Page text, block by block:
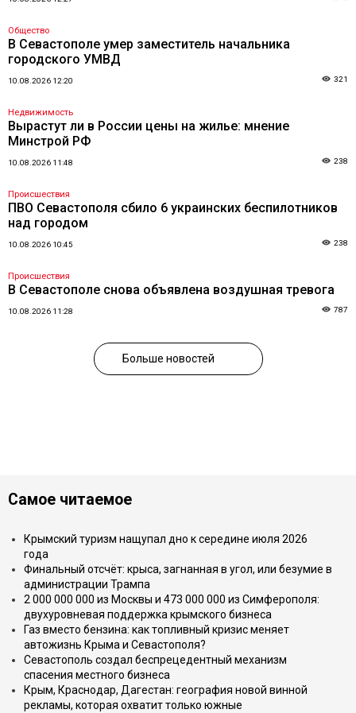
Общество
В Севастополе умер заместитель начальника
городского УМВД
10.08.2026 12:20 321
Недвижимость
Вырастут ли в России цены на жилье: мнение
Минстрой РФ
10.08.2026 11:48 238
Происшествия
ПВО Севастополя сбило 6 украинских беспилотников
над городом
10.08.2026 10:45 238
Происшествия
В Севастополе снова объявлена воздушная тревога
10.08.2026 11:28 787
Больше новостей
Самое читаемое
Крымский туризм нащупал дно к середине июля 2026
года
Финальный отсчёт: крыса, загнанная в угол, или безумие в
администрации Трампа
2 000 000 000 из Москвы и 473 000 000 из Симферополя:
двухуровневая поддержка крымского бизнеса
Газ вместо бензина: как топливный кризис меняет
автожизнь Крыма и Севастополя?
Севастополь создал беспрецедентный механизм
спасения местного бизнеса
Крым, Краснодар, Дагестан: география новой винной
рекламы, которая охватит только южные